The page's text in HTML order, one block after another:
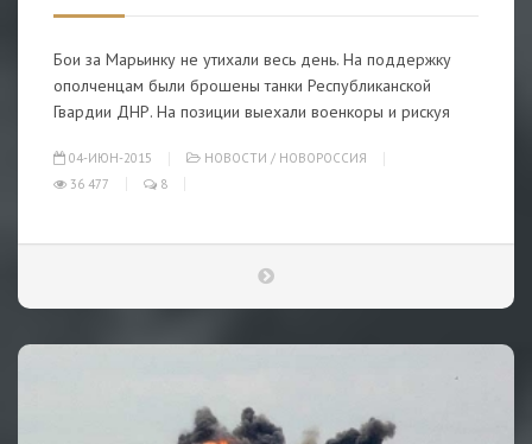
Бои за Марьинку не утихали весь день. На поддержку
ополченцам были брошены танки Республиканской
Гвардии ДНР. На позиции выехали военкоры и рискуя
04-ИЮН-2015 НОВОСТИ / НОВОРОССИЯ
36 477
8